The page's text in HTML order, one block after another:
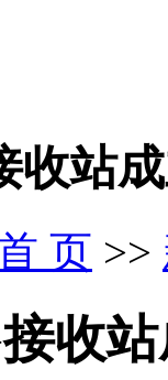
收站
页 >>
收